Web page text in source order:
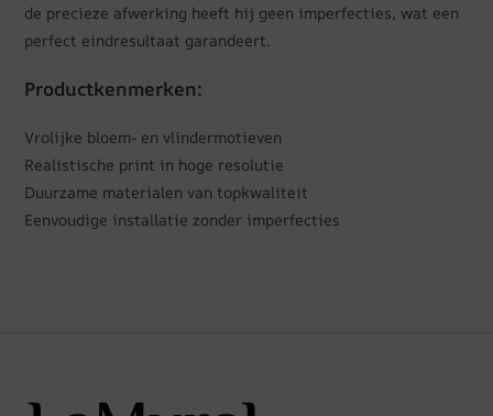
de precieze afwerking heeft hij geen imperfecties, wat een
perfect eindresultaat garandeert.
Productkenmerken:
Vrolijke bloem- en vlindermotieven
Realistische print in hoge resolutie
Duurzame materialen van topkwaliteit
Eenvoudige installatie zonder imperfecties